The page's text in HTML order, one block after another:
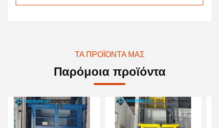
ΤΑ ΠΡΟΪΌΝΤΑ ΜΑΣ
Παρόμοια προϊόντα